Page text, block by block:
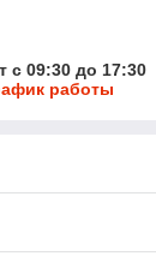
с 09:30 до 17:30
работы